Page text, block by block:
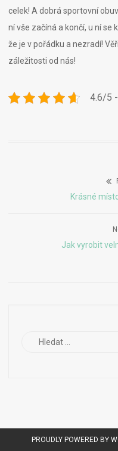
celek! A dobrá sportovní
ní vše začíná a končí, u ní se
že je v pořádku a nezradí!
záležitosti od nás!
4.6/5
Previous
Krásné
Next
Jak vyrobit
PROUDLY POWERED BY